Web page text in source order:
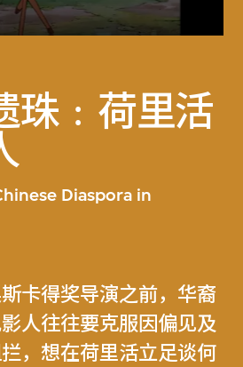
珠﹕荷里活
Diaspora in
卡得奖导演之前，华裔
影人往往要克服因偏见及
，想在荷里活立足谈何